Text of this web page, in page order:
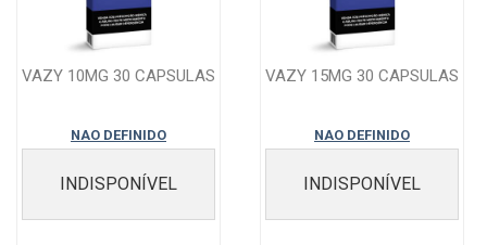
VAZY 10MG 30 CAPSULAS
NAO DEFINIDO
INDISPONÍVEL
VAZY 15MG 30 CAPSULAS
NAO DEFINIDO
INDISPONÍVEL